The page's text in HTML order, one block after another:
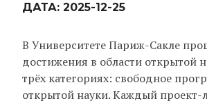
ДАТА: 2025-12-25
В Университете Париж-Сакле
достижения в области открытой
трёх категориях: свободное
открытой науки. Каждый проект-